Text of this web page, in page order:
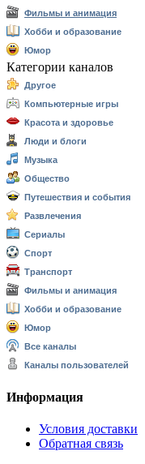
Фильмы и анимация
Хобби и образование
Юмор
Категории каналов
Другое
Компьютерные игры
Красота и здоровье
Люди и блоги
Музыка
Общество
Путешествия и события
Развлечения
Сериалы
Спорт
Транспорт
Фильмы и анимация
Хобби и образование
Юмор
Все каналы
Каналы пользователей
Информация
Условия доставки
Обратная связь